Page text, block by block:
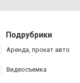
Подрубрики
Аренда, прокат авто
Видеосъемка